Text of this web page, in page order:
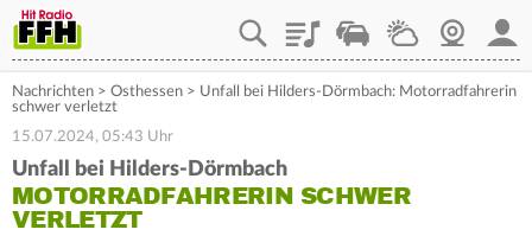
PlaylistStaupilotWetterWebcam
Nachrichten > Osthessen > Unfall bei Hilders-Dörmbach: Motorradfahrerin
schwer verletzt
15.07.2024, 05:43 Uhr
Unfall bei Hilders-Dörmbach
MOTORRADFAHRERIN SCHWER
VERLETZT